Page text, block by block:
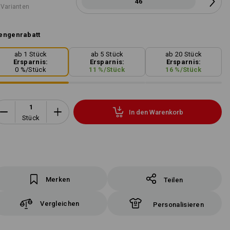
ab 1 Stück
Ersparnis:
0 %/Stück
ab 5 Stück
Ersparnis:
11 %/Stück
ab 20 Stück
Ersparnis:
16 %/Stück
Stück
In den Warenkorb
Merken Teilen
Vergleichen Personalisieren